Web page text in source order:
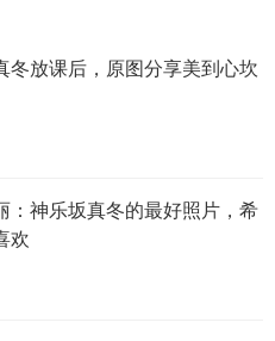
冬放课后，原图分享美到心坎
：神乐坂真冬的最好照片，希
欢